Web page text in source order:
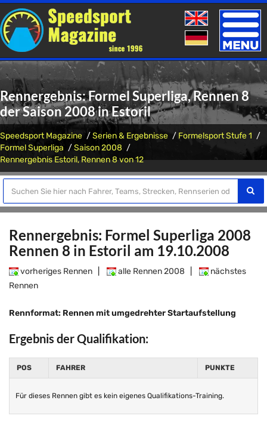
Toggle
Rennergebnis: Formel Superliga, Rennen 8
der Saison 2008 in Estoril
Speedsport Magazine Serien & Ergebnisse
Formelsport Stufe 1
Formel Superliga
Saison 2008
Rennergebnis Estoril, Rennen 8 von 12
Rennergebnis: Formel Superliga 2008
Rennen 8 in Estoril am 19.10.2008
vorheriges Rennen alle Rennen 2008
nächstes
Rennen
Rennformat: Rennen mit umgedrehter Startaufstellung
Ergebnis der Qualifikation:
POS FAHRER PUNKTE
Für dieses Rennen gibt es kein eigenes Qualifikations-Training.